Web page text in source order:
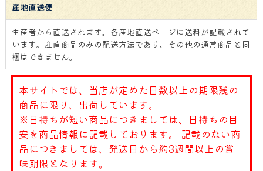
産地直送便
生産者から直送されます。各産地直送ページに送料が記載されて
います。産直商品のみの配送方法であり、その他の通常商品と同
梱はできません。
本サイトでは、当店が定めた日数以上の期限残の
商品に限り、出荷しています。
※日持ちが短い商品につきましては、日持ちの目
安を商品情報に記載しております。 記載のない商
品につきましては、発送日から約3週間以上の賞
味期限となります。